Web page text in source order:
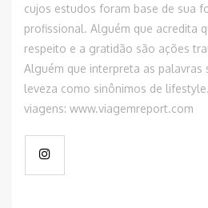
cujos estudos foram base de sua
profissional. Alguém que acredita
respeito e a gratidão são ações
Alguém que interpreta as palavras
leveza como sinônimos de
viagens: www.viagemreport.com